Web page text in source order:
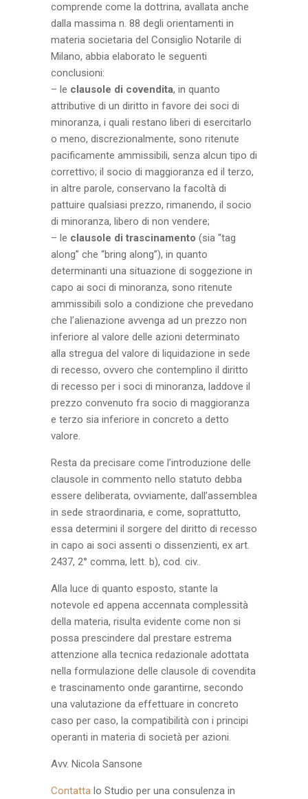
comprende come la dottrina, avallata anche
dalla massima n. 88 degli orientamenti in
materia societaria del Consiglio Notarile di
Milano, abbia elaborato le seguenti
conclusioni:
– le clausole di covendita, in quanto
attributive di un diritto in favore dei soci di
minoranza, i quali restano liberi di esercitarlo
o meno, discrezionalmente, sono ritenute
pacificamente ammissibili, senza alcun tipo di
correttivo; il socio di maggioranza ed il terzo,
in altre parole, conservano la facoltà di
pattuire qualsiasi prezzo, rimanendo, il socio
di minoranza, libero di non vendere;
– le clausole di trascinamento (sia “tag
along” che “bring along”), in quanto
determinanti una situazione di soggezione in
capo ai soci di minoranza, sono ritenute
ammissibili solo a condizione che prevedano
che l’alienazione avvenga ad un prezzo non
inferiore al valore delle azioni determinato
alla stregua del valore di liquidazione in sede
di recesso, ovvero che contemplino il diritto
di recesso per i soci di minoranza, laddove il
prezzo convenuto fra socio di maggioranza
e terzo sia inferiore in concreto a detto
valore.
Resta da precisare come l’introduzione delle
clausole in commento nello statuto debba
essere deliberata, ovviamente, dall’assemblea
in sede straordinaria, e come, soprattutto,
essa determini il sorgere del diritto di recesso
in capo ai soci assenti o dissenzienti, ex art.
2437, 2° comma, lett. b), cod. civ..
Alla luce di quanto esposto, stante la
notevole ed appena accennata complessità
della materia, risulta evidente come non si
possa prescindere dal prestare estrema
attenzione alla tecnica redazionale adottata
nella formulazione delle clausole di covendita
e trascinamento onde garantirne, secondo
una valutazione da effettuare in concreto
caso per caso, la compatibilità con i principi
operanti in materia di società per azioni.
Avv. Nicola Sansone
Contatta lo Studio per una consulenza in